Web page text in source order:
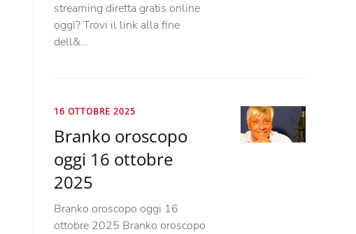
streaming diretta gratis online
oggi? Trovi il link alla fine
dell&…
16 OTTOBRE 2025
Branko oroscopo
oggi 16 ottobre
2025
Branko oroscopo oggi 16
ottobre 2025 Branko oroscopo